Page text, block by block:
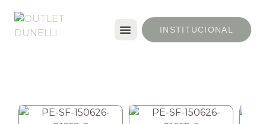
INSTITUCIONAL